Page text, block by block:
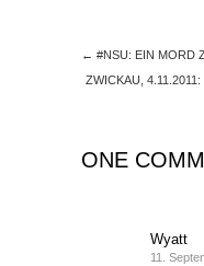
← #NSU: EIN MORD
ZWICKAU,
ONE
Wyatt
11.